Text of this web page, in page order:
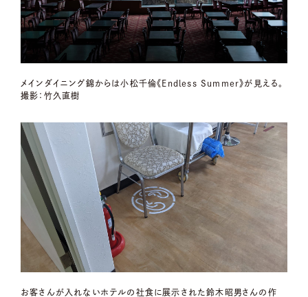
メインダイニング錦からは小松千倫《Endless Summer》が見える。
撮影：竹久直樹
お客さんが入れないホテルの社食に展示された鈴木昭男さんの作